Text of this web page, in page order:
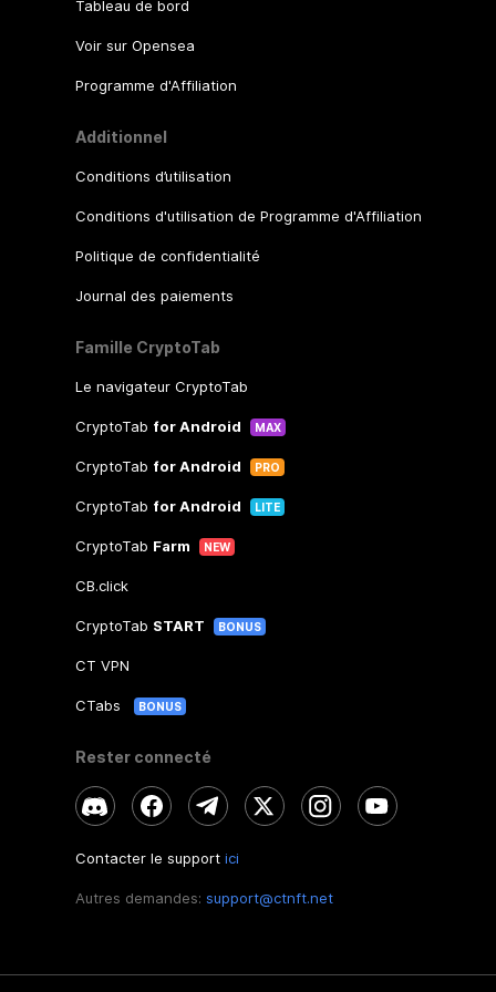
Tableau de bord
Voir sur Opensea
Programme d'Affiliation
Additionnel
Conditions d’utilisation
Conditions d'utilisation de Programme d'Affiliation
Politique de confidentialité
Journal des paiements
Famille CryptoTab
Le navigateur CryptoTab
CryptoTab for Android MAX
CryptoTab for Android PRO
CryptoTab for Android LITE
CryptoTab Farm NEW
CB.click
CryptoTab START BONUS
CT VPN
CTabs BONUS
Rester connecté
Contacter le support ici
Autres demandes: support@ctnft.net